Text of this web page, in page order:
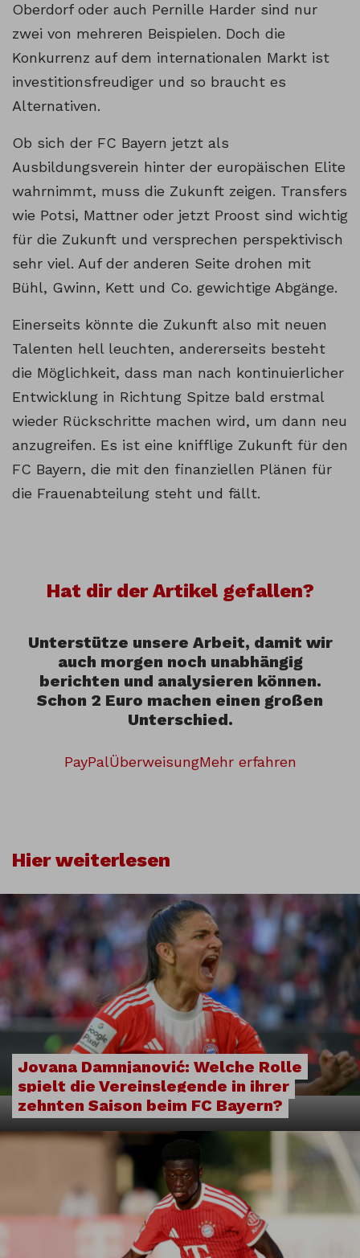
Oberdorf oder auch Pernille Harder sind nur
zwei von mehreren Beispielen. Doch die
Konkurrenz auf dem internationalen Markt ist
investitionsfreudiger und so braucht es
Alternativen.
Ob sich der FC Bayern jetzt als
Ausbildungsverein hinter der europäischen Elite
wahrnimmt, muss die Zukunft zeigen. Transfers
wie Potsi, Mattner oder jetzt Proost sind wichtig
für die Zukunft und versprechen perspektivisch
sehr viel. Auf der anderen Seite drohen mit
Bühl, Gwinn, Kett und Co. gewichtige Abgänge.
Einerseits könnte die Zukunft also mit neuen
Talenten hell leuchten, andererseits besteht
die Möglichkeit, dass man nach kontinuierlicher
Entwicklung in Richtung Spitze bald erstmal
wieder Rückschritte machen wird, um dann neu
anzugreifen. Es ist eine knifflige Zukunft für den
FC Bayern, die mit den finanziellen Plänen für
die Frauenabteilung steht und fällt.
Hat dir der Artikel gefallen?
Unterstütze unsere Arbeit, damit wir
auch morgen noch unabhängig
berichten und analysieren können.
Schon 2 Euro machen einen großen
Unterschied.
PayPalÜberweisungMehr erfahren
Hier weiterlesen
Jovana Damnjanović: Welche Rolle
spielt die Vereinslegende in ihrer
zehnten Saison beim FC Bayern?